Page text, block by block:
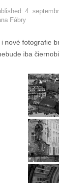
4.
ka
Fábry
nové fotografie
iba